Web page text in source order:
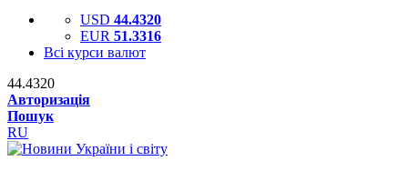
USD 44.4320
EUR 51.3316
Всі курси валют
44.4320
Авторизація
Пошук
RU